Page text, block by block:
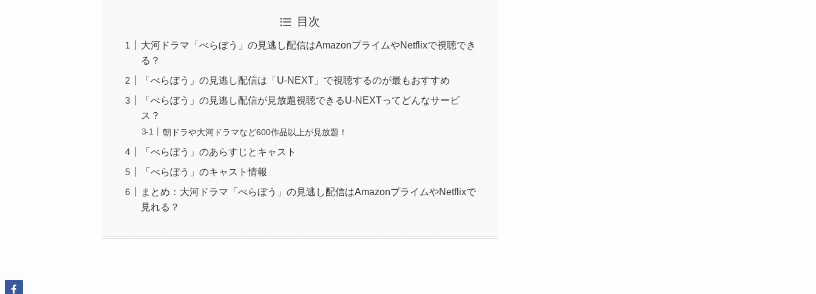
目次
大河ドラマ「べらぼう」の見逃し配信はAmazonプライムやNetflixで視聴でき
る？
「べらぼう」の見逃し配信は「U-NEXT」で視聴するのが最もおすすめ
「べらぼう」の見逃し配信が見放題視聴できるU-NEXTってどんなサービ
ス？
朝ドラや大河ドラマなど600作品以上が見放題！
「べらぼう」のあらすじとキャスト
「べらぼう」のキャスト情報
まとめ：大河ドラマ「べらぼう」の見逃し配信はAmazonプライムやNetflixで
見れる？